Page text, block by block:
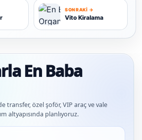
V
SONRAKI →
Vito Kiralama
En Baba
transfer, özel şoför, VIP araç ve vale
altyapısında planlıyoruz.
Baba ağı hizmet deneyimi; 91 platform genelinde